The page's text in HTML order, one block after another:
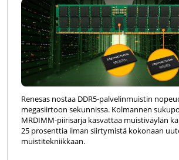
Renesas nostaa DDR5-palvelinmuistin
megasiirtoon sekunnissa. Kolmannen
MRDIMM-piirisarja kasvattaa muistiväylän
25 prosenttia ilman siirtymistä kokonaan
muistitekniikkaan.